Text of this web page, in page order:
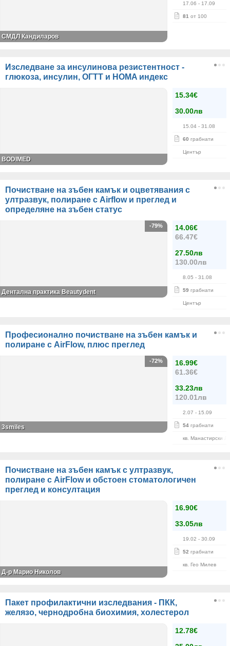
17.06 - 17.09
81 от 100
СМДЛ Кандиларов
Изследване за инсулинова резистентност -
глюкоза, инсулин, ОГТТ и HOMA индекс
15.34€
30.00лв
15.04 - 31.08
60 грабнати
Център
BODIMED
Почистване на зъбен камък и оцветявания с
ултразвук, полиране с Airflow и преглед и
определяне на зъбен статус
14.06€
66.47€
27.50лв
130.00лв
8.05 - 31.08
59 грабнати
Център
-79%
Дентална практика Beautydent
Професионално почистване на зъбен камък и
полиране с AirFlow, плюс преглед
16.99€
61.36€
33.23лв
120.01лв
2.07 - 15.09
54 грабнати
кв. Манастирски
-72%
3smiles
Почистване на зъбен камък с ултразвук,
полиране с AirFlow и обстоен стоматологичен
преглед и консултация
16.90€
33.05лв
19.02 - 30.09
52 грабнати
кв. Гео Милев
Д-р Марио Николов
Пакет профилактични изследвания - ПКК,
желязо, чернодробна биохимия, холестерол
12.78€